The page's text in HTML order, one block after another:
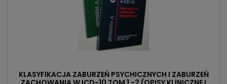
KLASYFIKACJA ZABURZEŃ PSYCHICZNYCH I ZABURZEŃ